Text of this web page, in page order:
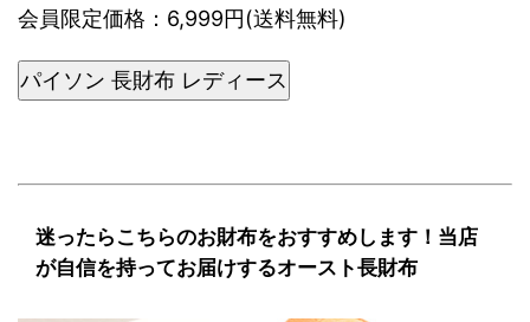
会員限定価格：6,999円(送料無料)
パイソン 長財布 レディース
迷ったらこちらのお財布をおすすめします！当店
が自信を持ってお届けするオースト長財布